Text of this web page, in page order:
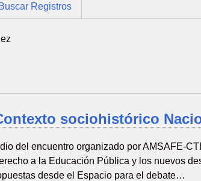
Buscar Registros
sociohistórico
del encuentro organizado por AMSAFE-
a la Educación Pública y los nuevos
desde el Espacio para el debate…